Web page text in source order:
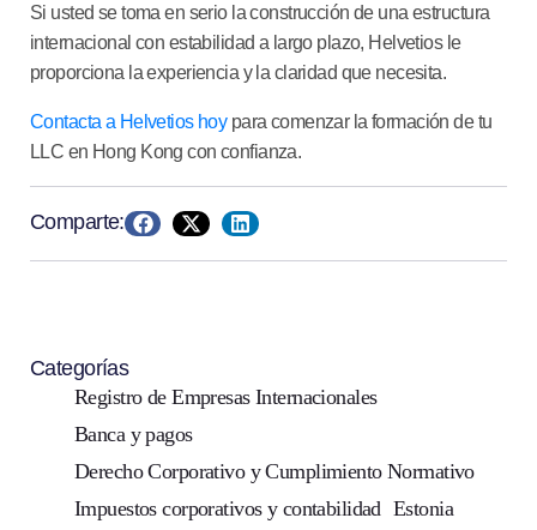
Si usted se toma en serio la construcción de una estructura
internacional con estabilidad a largo plazo, Helvetios le
proporciona la experiencia y la claridad que necesita.
Contacta a Helvetios hoy para comenzar la formación de tu
LLC en Hong Kong con confianza.
Comparte:
Categorías
Registro de Empresas Internacionales
Banca y pagos
Derecho Corporativo y Cumplimiento Normativo
Impuestos corporativos y contabilidad Estonia